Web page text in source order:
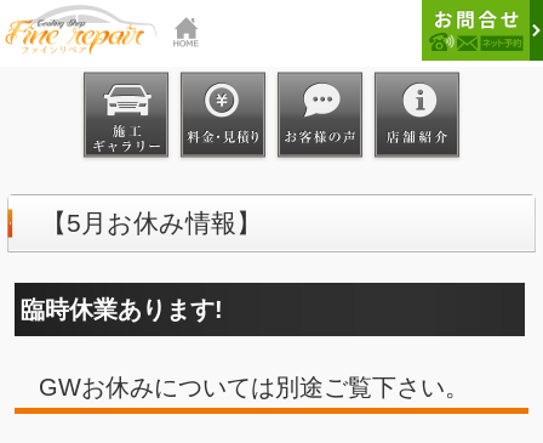
【5月お休み情報】
臨時休業あります!
GWお休みについては別途ご覧下さい。